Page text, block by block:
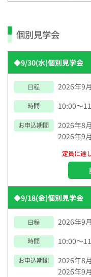
個別見学会
◆9/30(水)個別見学会
日程 2026年9
時間 10:00～
お申込期間
2026年8
2026年9
定員に達
◆9/18(金)個別見学会
日程 2026年9
時間 10:00～
お申込期間
2026年8
2026年9